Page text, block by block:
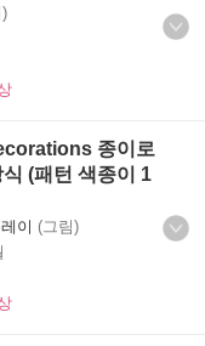
종이로
(패턴 색종이 1
이 (그림)